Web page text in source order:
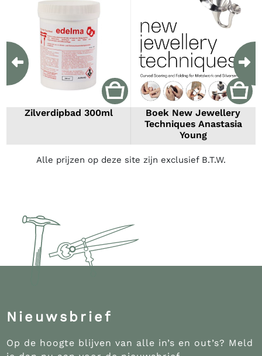
Zilverdipbad 300ml
Boek New Jewellery
Techniques Anastasia
Young
Previous
Alle prijzen op deze site zijn exclusief B.T.W.
Nieuwsbrief
Op de hoogte blijven van alle in’s en out’s? Meld